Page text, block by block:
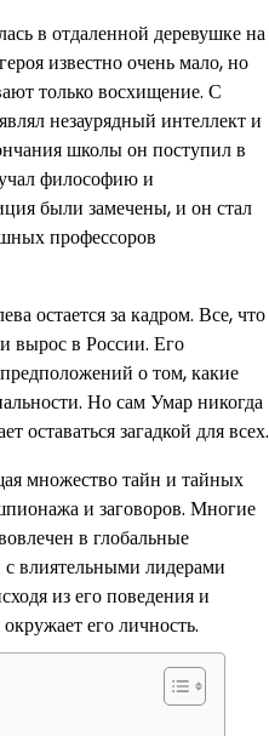
в отдаленной деревушке на
известно очень мало, но
только восхищение. С
незаурядный интеллект и
школы он поступил в
философию и
были замечены, и он стал
профессоров
остается за кадром. Все, что
вырос в России. Его
о том, какие
Но сам Умар никогда
оставаться загадкой для всех.
множество тайн и тайных
и заговоров. Многие
в глобальные
влиятельными лидерами
из его поведения и
его личность.